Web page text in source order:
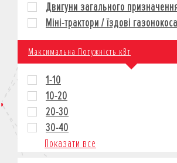
Двигуни загального
Міні-трактори / їздові
Максимальна Потужність кВт
1-10
10-20
20-30
30-40
Показати все